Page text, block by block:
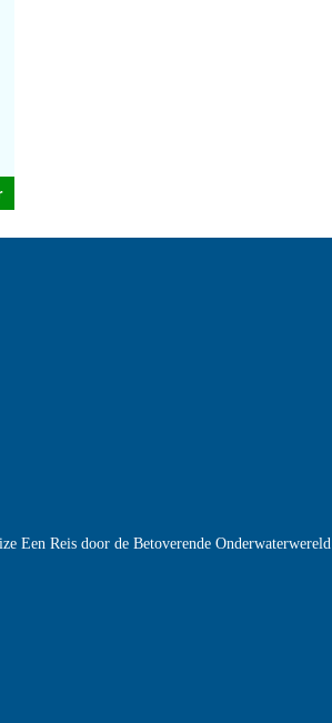
Een Reis door de Betoverende Onderwaterwereld